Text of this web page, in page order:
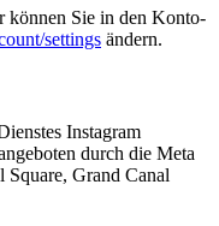
können Sie in den Konto-
settings ändern.
Instagram
durch die Meta
Grand Canal